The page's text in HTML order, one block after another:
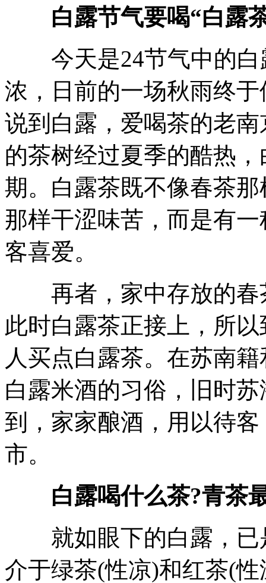
白露节气要喝“白露
今天是24节气中的白
浓，日前的一场秋雨终
说到白露，爱喝茶的老
的茶树经过夏季的酷热
期。白露茶既不像春茶
那样干涩味苦，而是有
客喜爱。
再者，家中存放的春
此时白露茶正接上，所
人买点白露茶。在苏南
白露米酒的习俗，旧时
到，家家酿酒，用以待
市。
白露喝什么茶?青茶
就如眼下的白露，已
介于绿茶(性凉)和红茶(